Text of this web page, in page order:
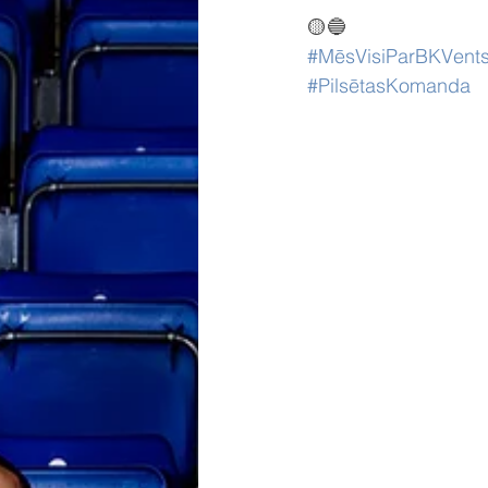
🟡🔵
#PilsētasKomanda